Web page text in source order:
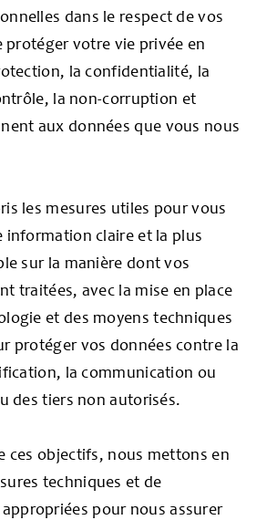
dans le respect de vos
votre vie privée en
la confidentialité, la
la non-corruption et
aux données que vous nous
les mesures utiles pour vous
information claire et la plus
sur la manière dont vos
traitées, avec la mise en place
et des moyens techniques
protéger vos données contre la
la communication ou
des tiers non autorisés.
ces objectifs, nous mettons en
techniques et de
pour nous assurer